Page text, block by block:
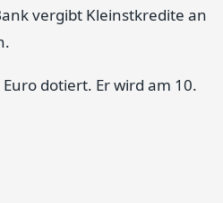
vergibt Kleinstkredite an
dotiert. Er wird am 10.